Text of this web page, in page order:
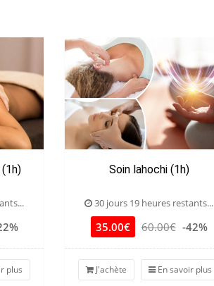
plus
Soin lahochi (1h)
30 jours 19 heures restants...
35.00€ 60.00€ -42%
J'achète En savoir plus